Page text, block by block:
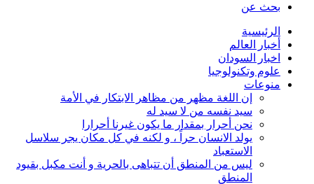
بحث عن
الرئيسية
أخبار العالم
اخبار السودان
علوم وتكنولوجيا
منوعات
إن اللغة مظهر من مظاهر الابتكار في الأمة
سيد نفسه من لا سيد له
نحن أحرار بمقدار ما يكون غيرنا أحرارا
يولد الانسان حراً ، و لكنه في كل مكان يجر سلاسل
الاستعباد
ليس من المنطق أن تتباهى بالحرية و أنت مكبل بقيود
المنطق